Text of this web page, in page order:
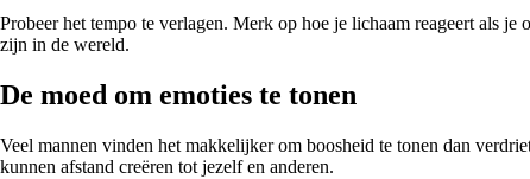
Probeer het tempo te verlagen. Merk op hoe je lichaam reageert als
zijn in de wereld.
De moed om emoties te tonen
Veel mannen vinden het makkelijker om boosheid te tonen dan
kunnen afstand creëren tot jezelf en anderen.